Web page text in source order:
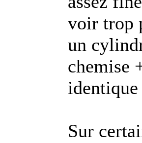
voir trop
un
chemise
Sur